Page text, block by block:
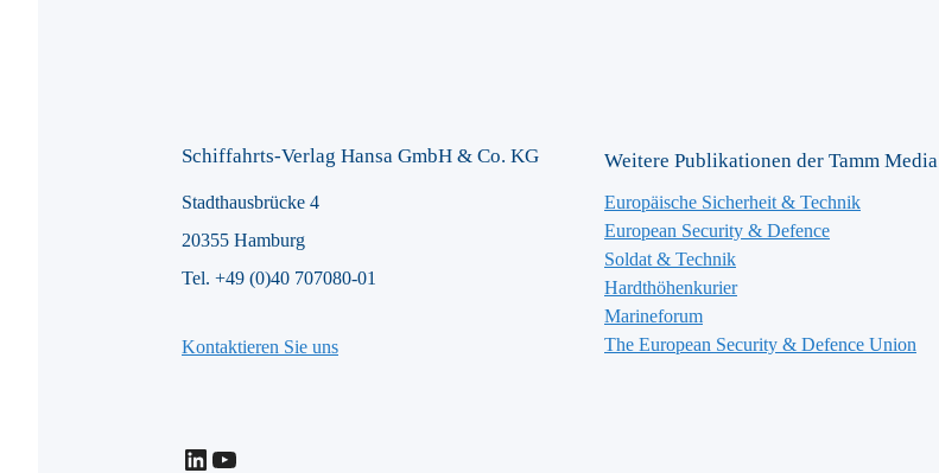
Schiffahrts-Verlag Hansa GmbH & Co. KG
Stadthausbrücke 4
20355 Hamburg
Tel. +49 (0)40 707080-01
Kontaktieren Sie uns
LinkedIn
YouTube
Weitere Publikationen der Tamm Media
Europäische Sicherheit & Technik
European Security & Defence
Soldat & Technik
Hardthöhenkurier
Marineforum
The European Security & Defence Union